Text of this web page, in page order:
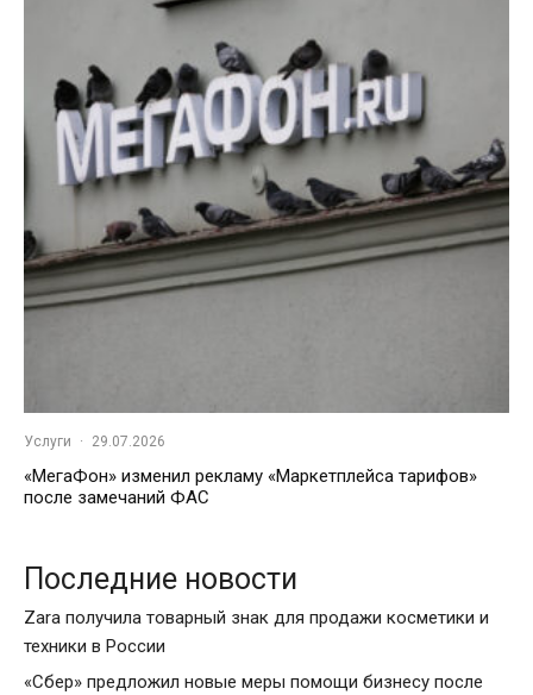
Услуги · 29.07.2026
«МегаФон» изменил рекламу «Маркетплейса тарифов»
после замечаний ФАС
Последние новости
Zara получила товарный знак для продажи косметики и
техники в России
«Сбер» предложил новые меры помощи бизнесу после